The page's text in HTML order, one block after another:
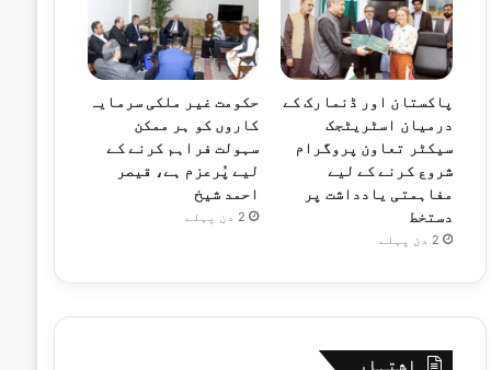
پاکستان اور ڈنمارک کے
درمیان اسٹریٹجک
سیکٹر تعاون پروگرام
شروع کرنے کے لیے
مفاہمتی یادداشت پر
دستخط
2 دن پہلے
حکومت غیر ملکی سرمایہ
کاروں کو ہر ممکن
سہولت فراہم کرنے کے
لیے پُرعزم ہے، قیصر
احمد شیخ
2 دن پہلے
اشتہار